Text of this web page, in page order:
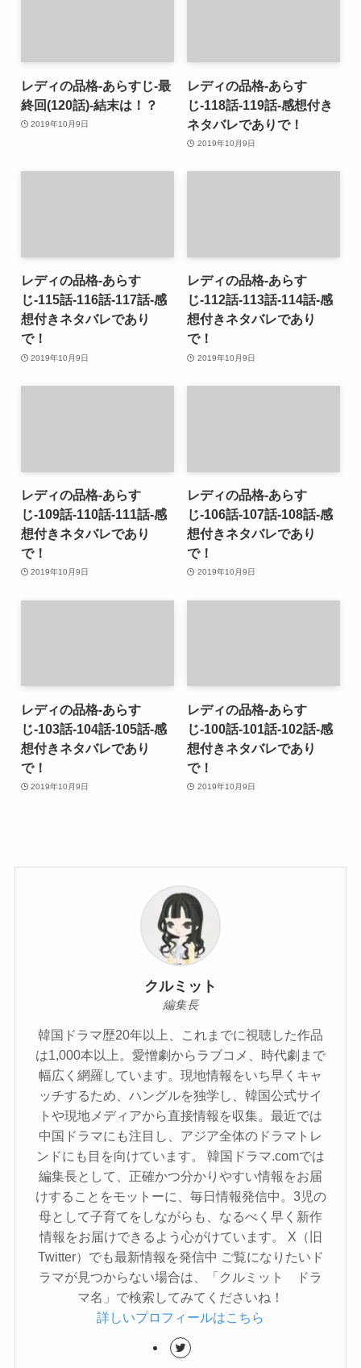
レディの品格-あらすじ-最
終回(120話)-結末は！？
2019年10月9日
レディの品格-あらす
じ-118話-119話-感想付き
ネタバレでありで！
2019年10月9日
レディの品格-あらす
じ-115話-116話-117話-感
想付きネタバレであり
で！
2019年10月9日
レディの品格-あらす
じ-112話-113話-114話-感
想付きネタバレであり
で！
2019年10月9日
レディの品格-あらす
じ-109話-110話-111話-感
想付きネタバレであり
で！
2019年10月9日
レディの品格-あらす
じ-106話-107話-108話-感
想付きネタバレであり
で！
2019年10月9日
レディの品格-あらす
じ-103話-104話-105話-感
想付きネタバレであり
で！
2019年10月9日
レディの品格-あらす
じ-100話-101話-102話-感
想付きネタバレであり
で！
2019年10月9日
クルミット
編集長
韓国ドラマ歴20年以上、これまでに視聴した作品
は1,000本以上。愛憎劇からラブコメ、時代劇まで
幅広く網羅しています。現地情報をいち早くキャ
ッチするため、ハングルを独学し、韓国公式サイ
トや現地メディアから直接情報を収集。最近では
中国ドラマにも注目し、アジア全体のドラマトレ
ンドにも目を向けています。 韓国ドラマ.comでは
編集長として、正確かつ分かりやすい情報をお届
けすることをモットーに、毎日情報発信中。3児の
母として子育てをしながらも、なるべく早く新作
情報をお届けできるよう心がけています。 X（旧
Twitter）でも最新情報を発信中 ご覧になりたいド
ラマが見つからない場合は、「クルミット ドラ
マ名」で検索してみてくださいね！
詳しいプロフィールはこちら